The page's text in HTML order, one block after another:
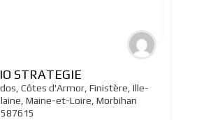
STRATEGIE
Côtes d'Armor, Finistère Ille-
Maine-et-Loire Morbihan